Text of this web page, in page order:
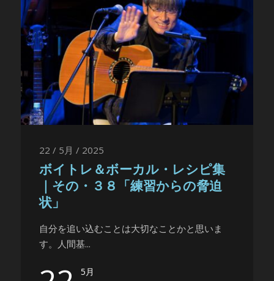
22 / 5月 / 2025
ボイトレ＆ボーカル・レシピ集
｜その・３８「練習からの脅迫
状」
自分を追い込むことは大切なことかと思いま
す。人間基...
5月